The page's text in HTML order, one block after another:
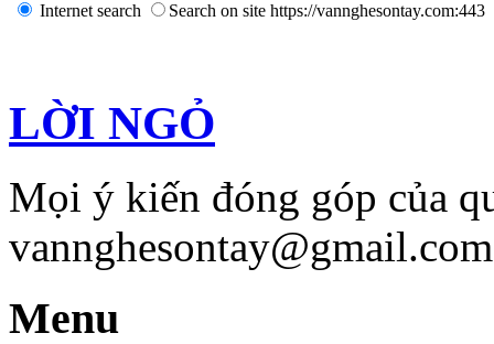
Internet search Search on site https://vannghesontay.com:443
LỜI NGỎ
Mọi ý kiến đóng góp của
Menu